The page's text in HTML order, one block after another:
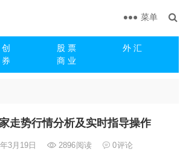
股 票
外 汇
券 商 业
菜单
走势行情分析及实时指导操作
3月19日 2896阅读 0评论